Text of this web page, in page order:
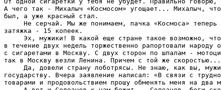
А чего так - Михалыч «Космосом» угощает... Михалыч,
был, а уже красный стал.
Не серчай. Мы же понимаем, пачка «Космоса»
затяжка - 15 копеек.
Эх, мужики! В какой еще стране такое возможно,
в течение двух недель торжественно рапортовали народу
с сигаретами в Москву. С двух сторон по шпалам -
так в Москву везли Ленина. Причем с той же скоростью...
Да, довели страну лоботрясы. Не знаю, как вы,
государству. Вчера заявление написал: «В связи с
товарами и продовольствием прошу обменять меня на два